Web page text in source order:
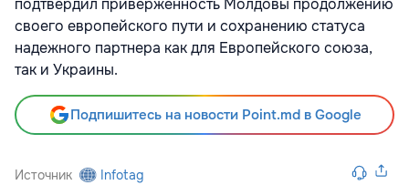
подтвердил приверженность Молдовы продолжению
своего европейского пути и сохранению статуса
надежного партнера как для Европейского союза,
так и Украины.
Подпишитесь на новости Point.md в Google
Источник Infotag